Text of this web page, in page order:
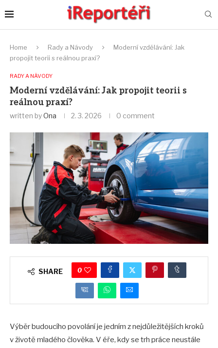
Home Rady a Návody
Moderní vzdělávání: Jak
propojit teorii s reálnou praxí?
RADY A NÁVODY
Moderní vzdělávání: Jak propojit teorii s
reálnou praxí?
written byOna 2. 3. 2026 0 comment
SHARE 0
Výběr budoucího povolání je jedním z nejdůležitějších kroků
v životě mladého člověka. V éře, kdy se trh práce neustále